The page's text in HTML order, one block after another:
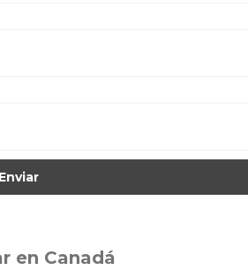
Enviar
en Canadá